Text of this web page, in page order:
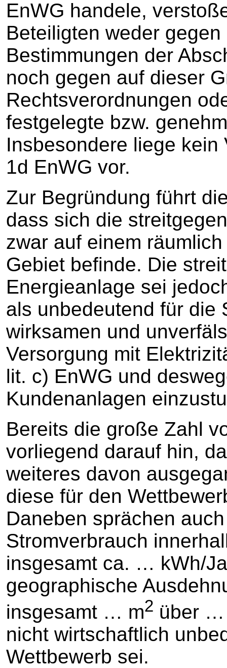
EnWG handele,
Beteiligten weder
Bestimmungen der
noch gegen auf dieser
Rechtsverordnungen
festgelegte bzw.
Insbesondere liege
1d EnWG vor.
Zur Begründung führt
dass sich die
zwar auf einem
Gebiet befinde. Die
Energieanlage sei
als unbedeutend für die
wirksamen und
Versorgung mit
lit. c) EnWG und
Kundenanlagen
Bereits die große Zahl
vorliegend darauf hin,
weiteres davon
diese für den
Daneben sprächen
Stromverbrauch
insgesamt ca. … kWh/
geographische
insgesamt … m2 über …
nicht wirtschaftlich
Wettbewerb sei.